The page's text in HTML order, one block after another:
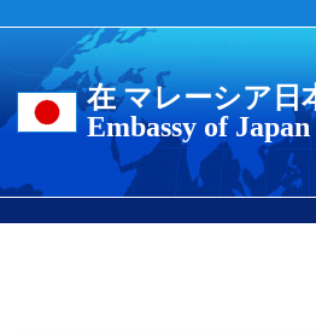
在 マレーシア日
Embassy of